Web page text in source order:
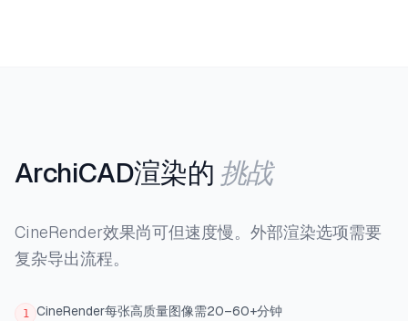
ArchiCAD渲染的 挑战
CineRender效果尚可但速度慢。外部渲染选项需要
复杂导出流程。
1 CineRender每张高质量图像需20–60+分钟